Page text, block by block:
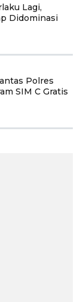
Lagi,
Didominasi
Polres
SIM C Gratis